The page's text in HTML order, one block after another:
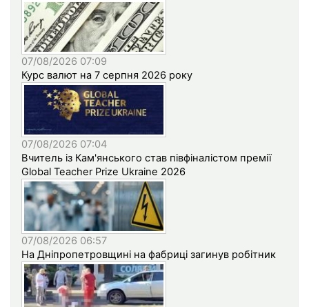
07/08/2026 07:09
Курс валют на 7 серпня 2026 року
07/08/2026 07:04
Вчитель із Кам'янського став півфіналістом премії
Global Teacher Prize Ukraine 2026
07/08/2026 06:57
На Дніпропетровщині на фабриці загинув робітник